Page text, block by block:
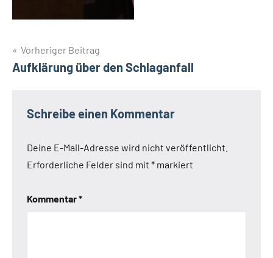
Beitragsnavigation
Vorheriger Beitrag
Aufklärung über den Schlaganfall
Schreibe einen Kommentar
Deine E-Mail-Adresse wird nicht veröffentlicht.
Erforderliche Felder sind mit * markiert
Kommentar*